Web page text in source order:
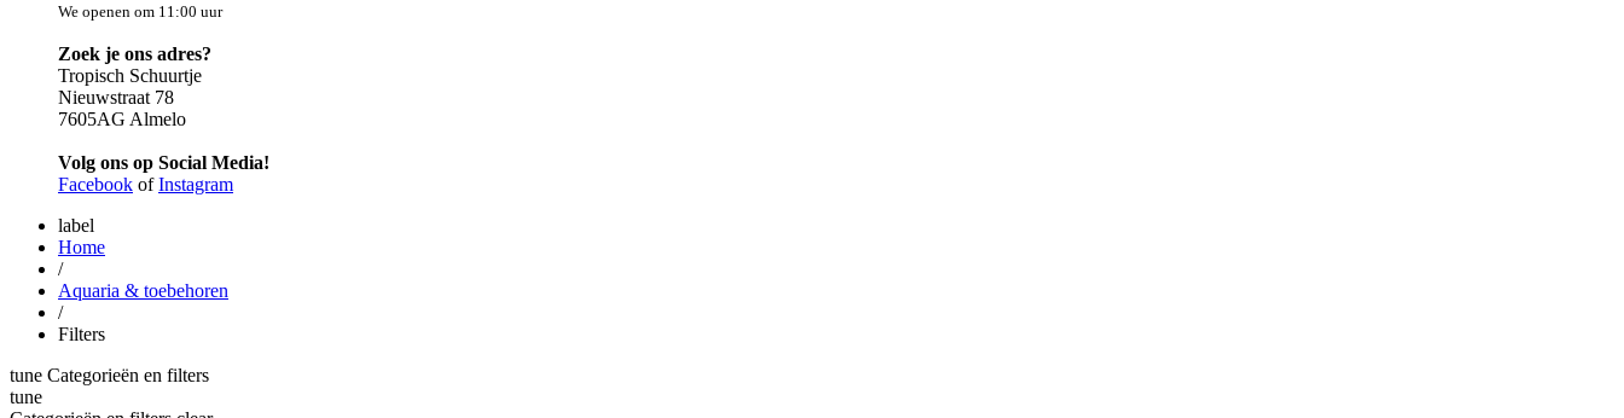
We openen om 11:00 uur
Zoek je ons adres?
Tropisch Schuurtje
Nieuwstraat 78
7605AG Almelo
Volg ons op Social Media!
Facebook ofInstagram
label
Home
/
Aquaria & toebehoren
/
Filters
tune Categorieën en filters
tune